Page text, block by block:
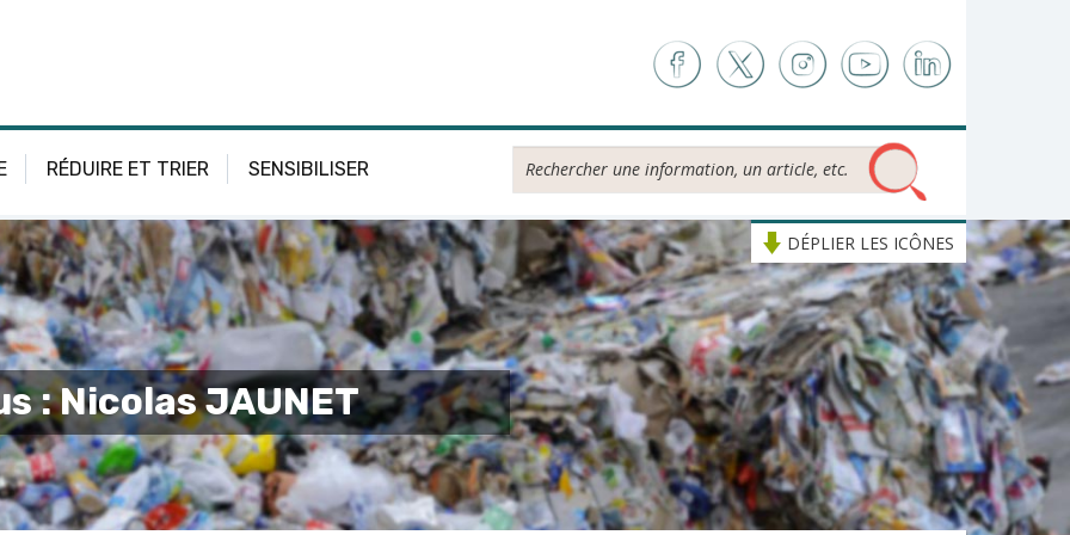
RÉDUIRE ET TRIER SENSIBILISER Rechercher...
DÉPLIER LES ICÔNES
: Nicolas JAUNET